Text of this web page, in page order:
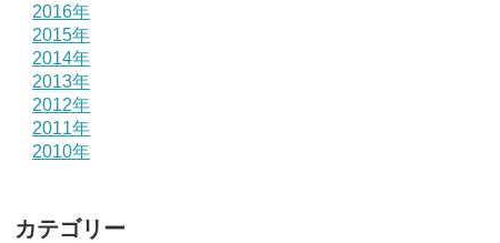
2016年
2015年
2014年
2013年
2012年
2011年
2010年
カテゴリー